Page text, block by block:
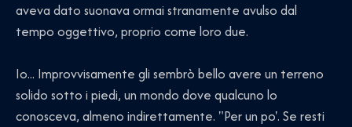
aveva dato suonava ormai stranamente avulso dal
tempo oggettivo, proprio come loro due.
Io... Improvvisamente gli sembrò bello avere un terreno
solido sotto i piedi, un mondo dove qualcuno lo
conosceva, almeno indirettamente. "Per un po'. Se resti